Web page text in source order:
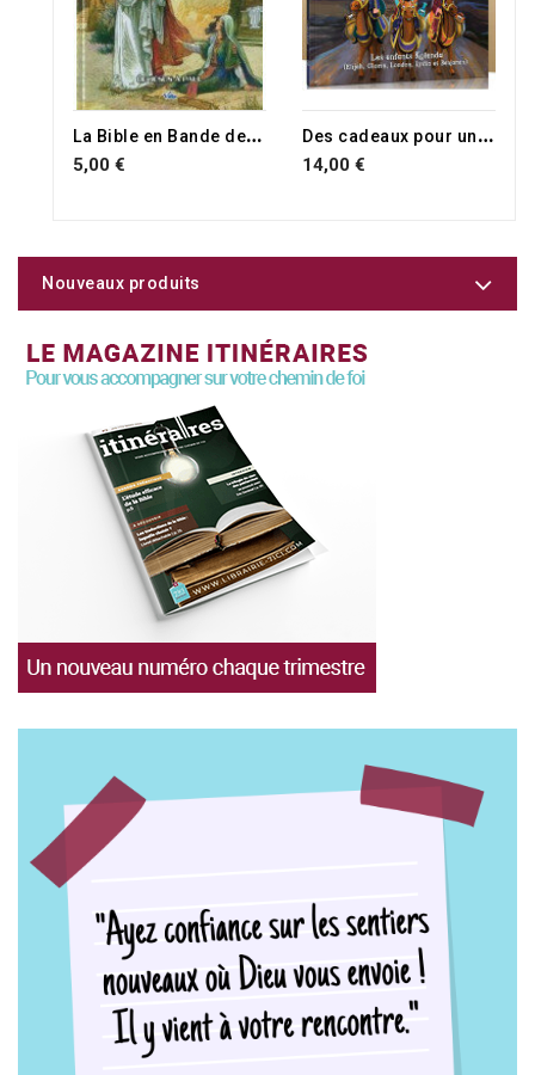
L
a Bible en Bande dessinée
5,00 €
D
es cadeaux pour un roi
14,00 €
Nouveaux produits